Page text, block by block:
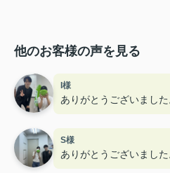
他のお客様の声を見る
I様
ありがとうございました
S様
ありがとうございました